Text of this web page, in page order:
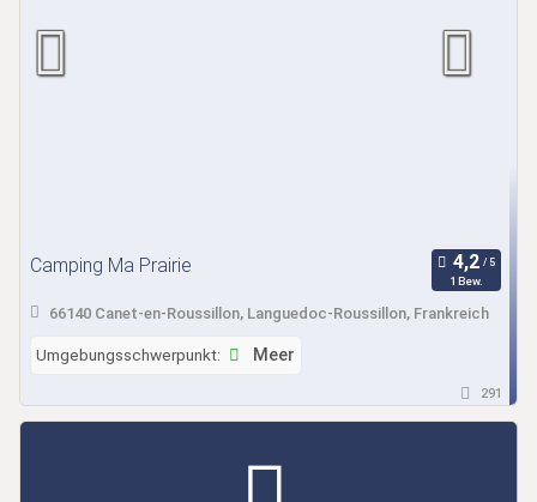
Camping Ma Prairie
1 Bew.
66140 Canet-en-Roussillon, Languedoc-Roussillon, Frankreich
Umgebungsschwerpunkt: Meer
291